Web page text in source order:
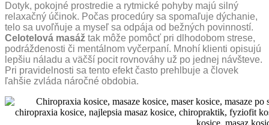
Dotyk, pokojné prostredie a rytmické pohyby majú silný
relaxačný účinok. Počas procedúry sa spomaľuje dýchanie,
telo sa uvoľňuje a myseľ sa odpája od bežných povinností.
Celotelová masáž tak môže pomôcť pri dlhodobom strese,
podráždenosti či mentálnom vyčerpaní. Mnohí klienti opisujú
lepšiu náladu a väčší pocit rovnováhy už po jednej návšteve.
Pri pravidelnosti sa tento efekt často prehlbuje a človek
ľahšie zvláda náročné obdobia.